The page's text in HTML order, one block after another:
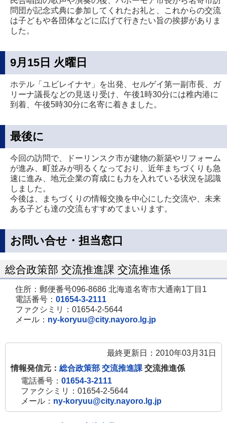
問団が記念式典に参加してくれたお礼と、これからの交流
は子どもや各団体などに広げて行きたい旨の挨拶がありま
した。
9月15日 火曜日
ホテル「ユビレイナヤ」を出発、セルゲイ第一副市長、ガ
リーナ議長などの見送り受け、午後1時30分には稚内港に
到着、午後5時30分に名寄に着きました。
最後に
今回の訪問で、ドーリンスク市が建物の新築やリフォーム
が進み、町並みが明るくなっており、近年まちづくりも急
速に進み、地元企業の育成にも力を入れている状況を認識
しました。
今後は、まちづくりの情報交換を中心にした交流や、未来
ある子ども達の交流もすすめてまいります。
お問い合せ・担当窓口
総合政策部 交流推進課 交流推進係
住所：郵便番号096-8686 北海道名寄市大通南1丁目1
電話番号： 01654-3-2111
ファクシミリ：01654-2-5644
メール： ny-koryuu@city.nayoro.lg.jp
最終更新日：2010年03月31日
情報発信元： 総合政策部 交流推進課 交流推進係
電話番号： 01654-3-2111
ファクシミリ：01654-2-5644
メール： ny-koryuu@city.nayoro.lg.jp